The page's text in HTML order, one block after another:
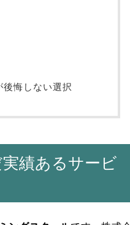
悔しない選択
績あるサービ